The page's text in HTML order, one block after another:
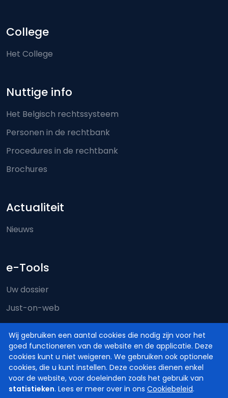
Wij gebruiken een aantal cookies die nodig zijn voor het
goed functioneren van de website en de applicatie. Deze
cookies kunt u niet weigeren. We gebruiken ook optionele
cookies, die u kunt instellen. Deze cookies dienen enkel
voor de website, voor doeleinden zoals het gebruik van
statistieken. Lees er meer over in ons Cookiebeleid.
College
Het College
Nuttige info
Het Belgisch rechtssysteem
Personen in de rechtbank
Procedures in de rechtbank
Brochures
Actualiteit
Nieuws
e-Tools
Uw dossier
Just-on-web
e-Deposit
Territoriale bevoegdheid